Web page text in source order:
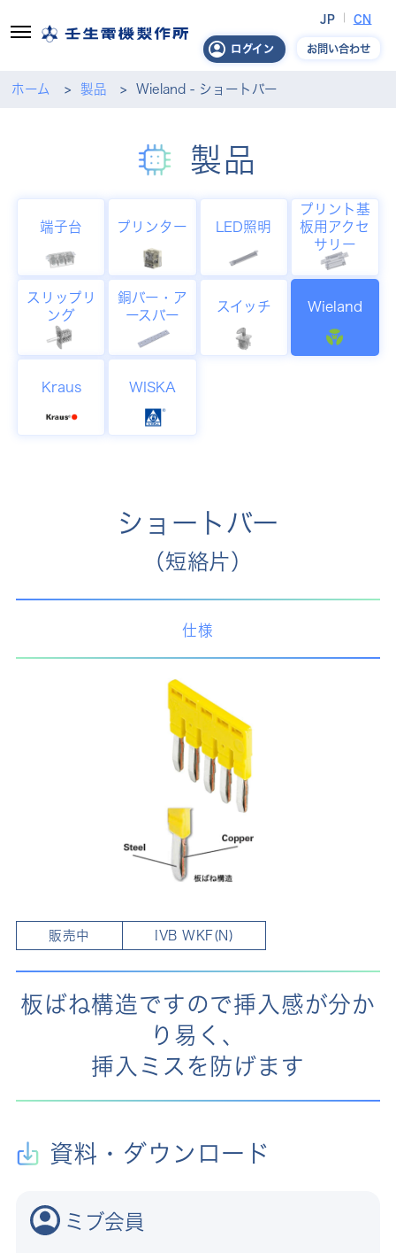
ログイン
JP CN
お問い合わせ
ホーム 製品 Wieland - ショートバー
製品
端子台 プリンター LED照明
プリント基
板用アクセ
サリー
スリップリ
ング
銅バー・ア
ースバー
スイッチ Wieland
Kraus WISKA
ショートバー
（短絡片）
仕様
販売中 IVB WKF(N)
板ばね構造ですので挿入感が分か
り易く、
挿入ミスを防げます
資料・ダウンロード
ミブ会員